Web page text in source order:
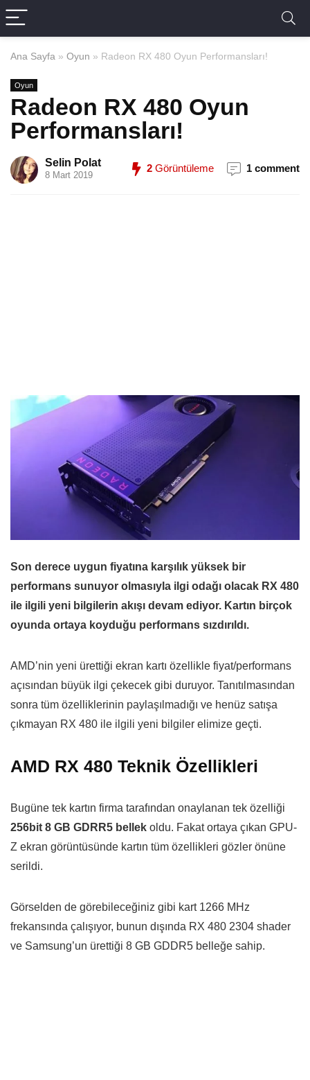
Ana Sayfa » Oyun » Radeon RX 480 Oyun Performansları!
Oyun
Radeon RX 480 Oyun
Performansları!
Selin Polat
8 Mart 2019
2 Görüntüleme 1 comment
Son derece uygun fiyatına karşılık yüksek bir
performans sunuyor olmasıyla ilgi odağı olacak RX 480
ile ilgili yeni bilgilerin akışı devam ediyor. Kartın birçok
oyunda ortaya koyduğu performans sızdırıldı.
AMD’nin yeni ürettiği ekran kartı özellikle fiyat/performans
açısından büyük ilgi çekecek gibi duruyor. Tanıtılmasından
sonra tüm özelliklerinin paylaşılmadığı ve henüz satışa
çıkmayan RX 480 ile ilgili yeni bilgiler elimize geçti.
AMD RX 480 Teknik Özellikleri
Bugüne tek kartın firma tarafından onaylanan tek özelliği
256bit 8 GB GDRR5 bellek oldu. Fakat ortaya çıkan GPU-
Z ekran görüntüsünde kartın tüm özellikleri gözler önüne
serildi.
Görselden de görebileceğiniz gibi kart 1266 MHz
frekansında çalışıyor, bunun dışında RX 480 2304 shader
ve Samsung’un ürettiği 8 GB GDDR5 belleğe sahip.